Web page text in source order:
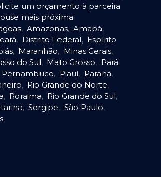
um orçamento à parceira
mais próxima:
, Amazonas, Amapá,
, Distrito Federal, Espírito
, Maranhão, Minas Gerais,
do Sul, Mato Grosso, Pará,
Pernambuco, Piauí, Paraná,
, Rio Grande do Norte,
, Roraima, Rio Grande do Sul,
, Sergipe, São Paulo,
.